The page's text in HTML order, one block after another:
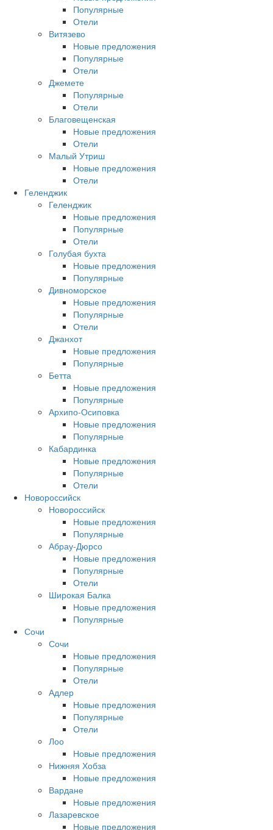
Популярные
Отели
Витязево
Новые предложения
Популярные
Отели
Джемете
Популярные
Отели
Благовещенская
Новые предложения
Отели
Малый Утриш
Новые предложения
Отели
Геленджик
Геленджик
Новые предложения
Популярные
Отели
Голубая бухта
Новые предложения
Популярные
Дивноморское
Новые предложения
Популярные
Отели
Джанхот
Новые предложения
Популярные
Бетта
Новые предложения
Популярные
Архипо-Осиповка
Новые предложения
Популярные
Кабардинка
Новые предложения
Популярные
Отели
Новороссийск
Новороссийск
Новые предложения
Популярные
Абрау-Дюрсо
Новые предложения
Популярные
Отели
Широкая Балка
Новые предложения
Популярные
Сочи
Сочи
Новые предложения
Популярные
Отели
Адлер
Новые предложения
Популярные
Отели
Лоо
Новые предложения
Нижняя Хобза
Новые предложения
Вардане
Новые предложения
Лазаревское
Новые предложения